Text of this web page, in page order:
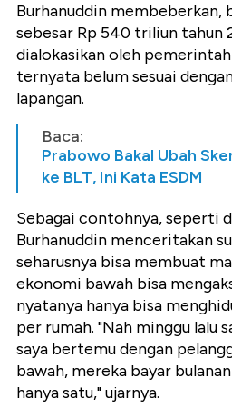
Burhanuddin membeberkan,
sebesar Rp 540 triliun tahun
dialokasikan oleh
ternyata belum sesuai
lapangan.
Baca:
Prabowo Bakal Ubah
ke BLT, Ini Kata ESDM
Sebagai contohnya, seperti
Burhanuddin menceritakan
seharusnya bisa membuat
ekonomi bawah bisa
nyatanya hanya bisa
per rumah. "Nah minggu lalu
saya bertemu dengan
bawah, mereka bayar
hanya satu," ujarnya.